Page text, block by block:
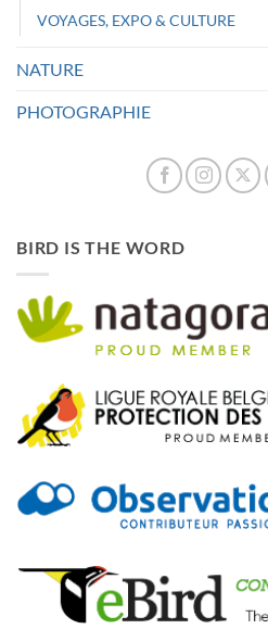
VOYAGES, EXPO & CULTURE
NATURE
PHOTOGRAPHIE
BIRD IS THE WORD